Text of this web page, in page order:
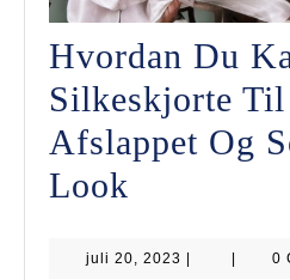
Hvordan Du
Silkeskjorte
Afslappet Og
Look
Kan
juli 20, 2023 juli
0